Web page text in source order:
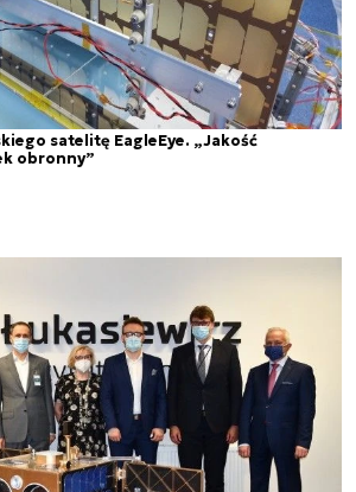
satelitę EagleEye. „Jakość
obronny”